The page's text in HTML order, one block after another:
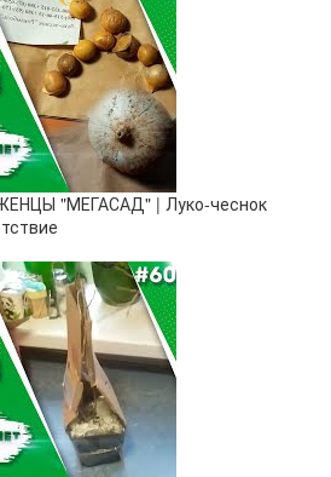
"МЕГАСАД" | Луко-чеснок